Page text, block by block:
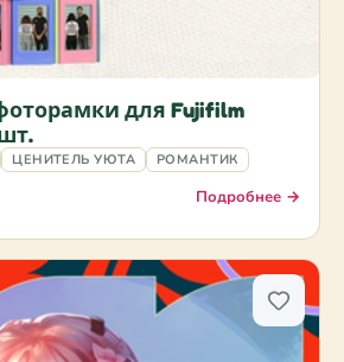
для Fujifilm
ЦЕНИТЕЛЬ УЮТА РОМАНТИК
Подробнее →